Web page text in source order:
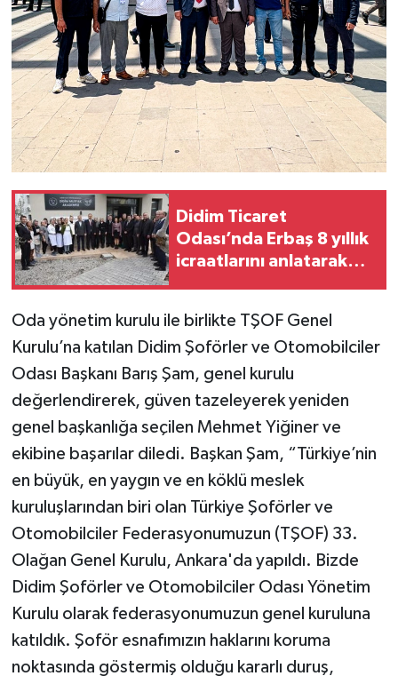
Didim Ticaret
Odası’nda Erbaş 8 yıllık
icraatlarını anlatarak
Oda yönetim kurulu ile birlikte TŞOF Genel
Kurulu’na katılan Didim Şoförler ve Otomobilciler
Odası Başkanı Barış Şam, genel kurulu
değerlendirerek, güven tazeleyerek yeniden
genel başkanlığa seçilen Mehmet Yiğiner ve
ekibine başarılar diledi. Başkan Şam, “Türkiye’nin
en büyük, en yaygın ve en köklü meslek
kuruluşlarından biri olan Türkiye Şoförler ve
Otomobilciler Federasyonumuzun (TŞOF) 33.
Olağan Genel Kurulu, Ankara'da yapıldı. Bizde
Didim Şoförler ve Otomobilciler Odası Yönetim
Kurulu olarak federasyonumuzun genel kuruluna
katıldık. Şoför esnafımızın haklarını koruma
noktasında göstermiş olduğu kararlı duruş,